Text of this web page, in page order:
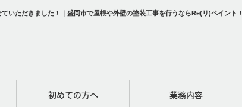
いただきました！｜盛岡市で屋根や外壁の塗装工事を行うならRe(リ)ペイント！
初めての方へ 業務内容